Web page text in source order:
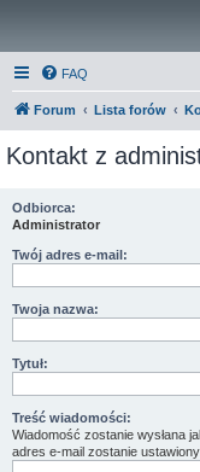
FAQ
Forum Lista forów
Kontakt z
Odbiorca:
Administrator
Twój adres e-mail:
Twoja nazwa:
Tytuł:
Treść wiadomości:
Wiadomość zostanie wysłana
adres e-mail zostanie